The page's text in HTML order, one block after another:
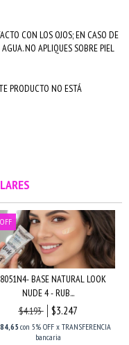
CON LOS OJOS; EN CASO DE
NO APLIQUES SOBRE PIEL
PRODUCTO NO ESTÁ
OFF
BASE NATURAL LOOK
NUDE 4 - RUB...
$4.193
$3.247
con 5% OFF x TRANSFERENCIA
bancaria